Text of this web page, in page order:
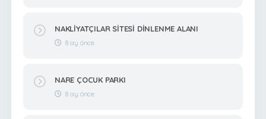
NAKLİYATÇILAR SİTESİ DİNLENME ALANI
8 ay önce
NARE ÇOCUK PARKI
8 ay önce